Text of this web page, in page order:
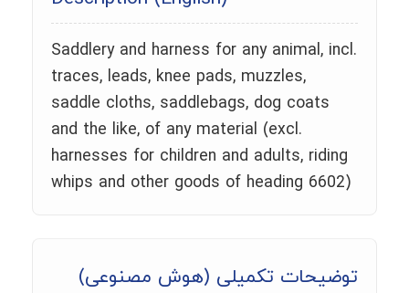
Saddlery and harness for any animal, incl.
traces, leads, knee pads, muzzles,
saddle cloths, saddlebags, dog coats
and the like, of any material (excl.
harnesses for children and adults, riding
whips and other goods of heading 6602)
توضیحات تکمیلی (هوش مصنوعی)